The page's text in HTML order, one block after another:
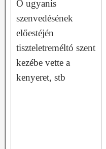
Ő ugyanis
szenvedésének
előestéjén
tiszteletreméltó szent
kezébe vette a
kenyeret, stb